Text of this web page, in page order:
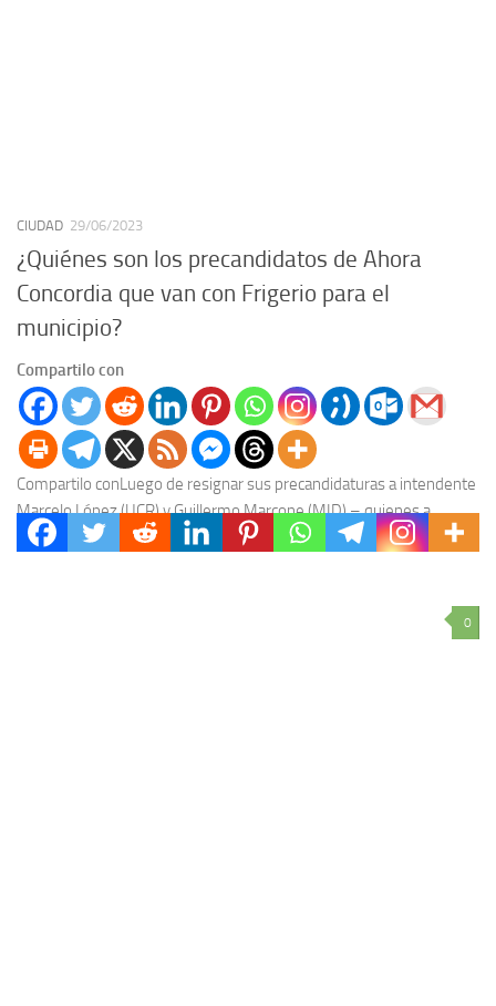
CIUDAD 29/06/2023
¿Quiénes son los precandidatos de Ahora
Concordia que van con Frigerio para el
municipio?
Compartilo con
Compartilo conLuego de resignar sus precandidaturas a intendente
Marcelo López (UCR) y Guillermo Marcone (MID) – quienes a
cambio obtuvieron una banca como precandidato a...
0